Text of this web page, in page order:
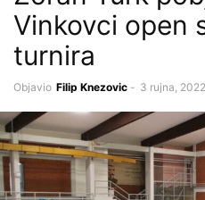
Vinkovci open
turnira
Objavio Filip Knezovic - 3 rujna, 2022